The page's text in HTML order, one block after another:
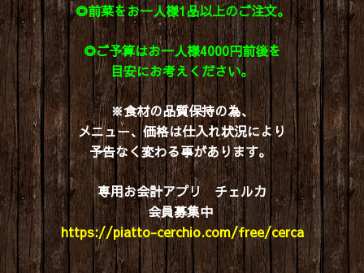
◎前菜をお一人様1品以上のご注文。
◎ご予算はお一人様4000円前後を
目安にお考えください。
※食材の品質保持の為、
メニュー、価格は仕入れ状況により
予告なく変わる事があります。
専用お会計アプリ チェルカ
会員募集中
https://piatto-cerchio.com/free/cerca